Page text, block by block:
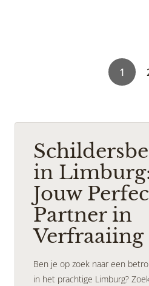
1
in
Jouw
Partner in
Verfraaiing
Ben je op zoek naar een
in het prachtige Limburg?